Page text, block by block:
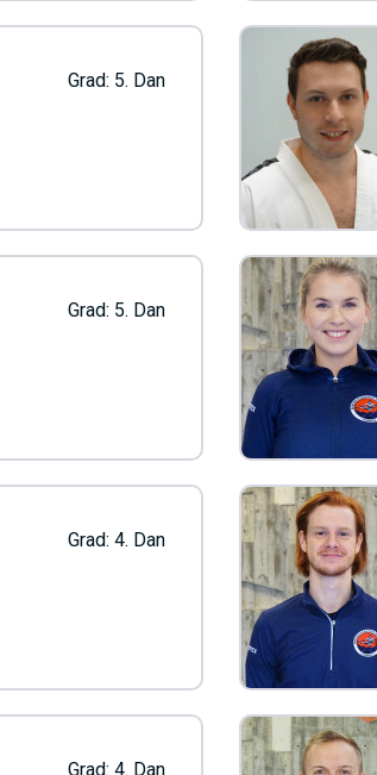
D
O
A
I
M
E
U
Grad: 5. Dan
Grad: 5. Dan
Grad: 4. Dan
Grad: 4. Dan